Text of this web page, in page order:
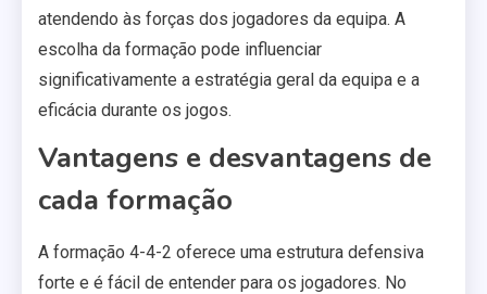
atendendo às forças dos jogadores da equipa. A
escolha da formação pode influenciar
significativamente a estratégia geral da equipa e a
eficácia durante os jogos.
Vantagens e desvantagens de
cada formação
A formação 4-4-2 oferece uma estrutura defensiva
forte e é fácil de entender para os jogadores. No